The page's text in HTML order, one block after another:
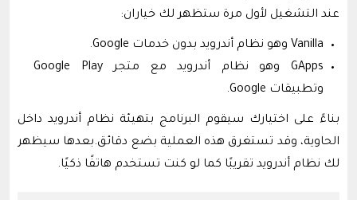
عند التشغيل لأول مرة ستظهر لك خياران:
Vanilla وهو نظام أندرويد بدون خدمات Google.
GApps وهو نظام أندرويد مع متجر Google Play
وتطبيقات Google.
بناءً على اختيارك سيقوم البرنامج بتهيئة نظام أندرويد داخل
الحاوية، وقد تستغرق هذه العملية بضع دقائق.بعدها سيظهر
لك نظام أندرويد تقريبًا كما لو كنت تستخدم هاتفًا ذكيًا.